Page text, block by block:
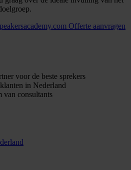
Offerte aanvragen
voor de beste sprekers
in Nederland
van consultants